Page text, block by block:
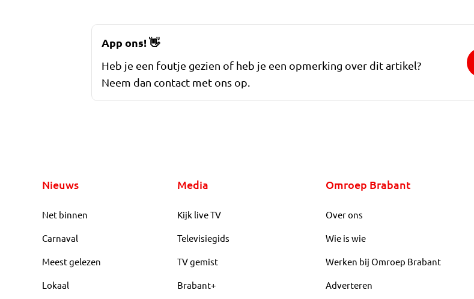
App ons!👋
Heb je een foutje gezien of heb je een opmerking over dit artikel?
Neem dan contact met ons op.
Nieuws
Net binnen
Carnaval
Meest gelezen
Lokaal
Media
Kijk live TV
Televisiegids
TV gemist
Brabant+
Omroep Brabant
Over ons
Wie is wie
Werken bij Omroep Brabant
Adverteren